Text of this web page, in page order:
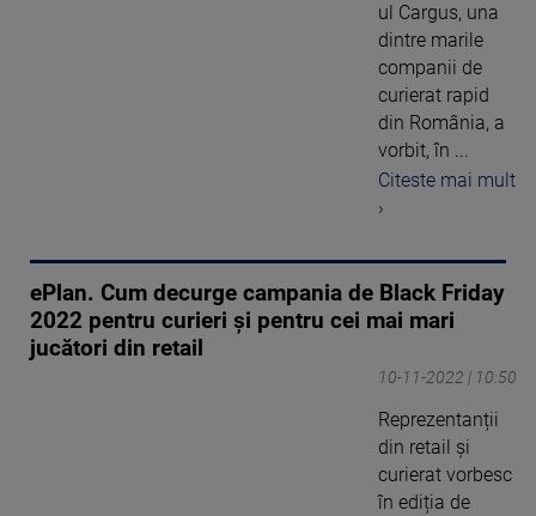
ul Cargus, una
dintre marile
companii de
curierat rapid
din România, a
vorbit, în ...
Citeste mai mult
›
ePlan. Cum decurge campania de Black Friday
2022 pentru curieri și pentru cei mai mari
jucători din retail
10-11-2022 | 10:50
Reprezentanții
din retail și
curierat vorbesc
în ediția de